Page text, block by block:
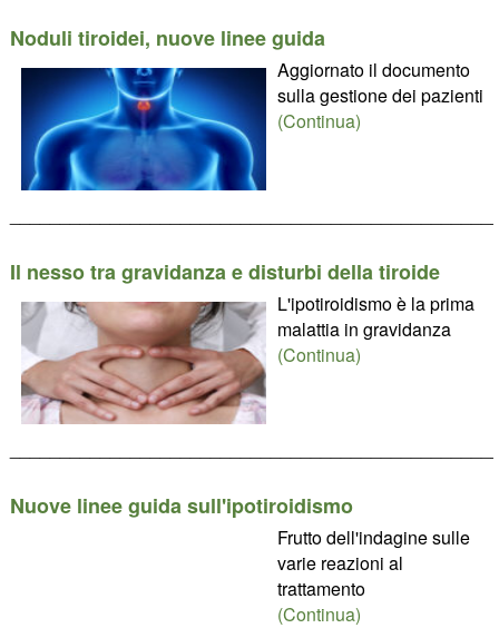
Noduli tiroidei, nuove linee guida
Aggiornato il documento
sulla gestione dei pazienti
(Continua)
Il nesso tra gravidanza e disturbi della tiroide
L'ipotiroidismo è la prima
malattia in gravidanza
(Continua)
Nuove linee guida sull'ipotiroidismo
Frutto dell'indagine sulle
varie reazioni al
trattamento
(Continua)